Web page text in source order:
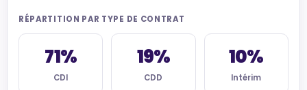
RÉPARTITION PAR TYPE DE CONTRAT
71%
CDI
19%
CDD
10%
Intérim